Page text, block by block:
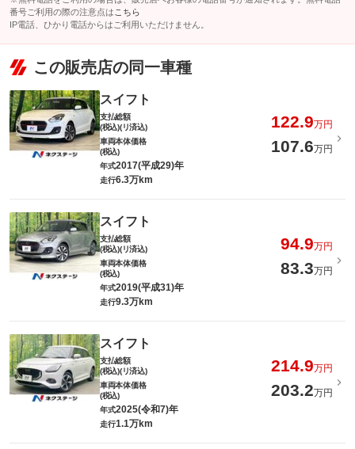
番号ご利用の際の注意点は こちら
IP電話、ひかり電話からはご利用いただけません。
この販売店の同一車種
スイフト
支払総額
(税込)(リ済込)
122.9万円
車両本体価格
(税込)
107.6万円
年式2017(平成29)年
走行6.3万km
スイフト
支払総額
(税込)(リ済込)
94.9万円
車両本体価格
(税込)
83.3万円
年式2019(平成31)年
走行9.3万km
スイフト
支払総額
(税込)(リ済込)
214.9万円
車両本体価格
(税込)
203.2万円
年式2025(令和7)年
走行1.1万km